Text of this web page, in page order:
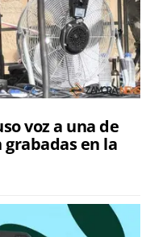
voz a una de
en la